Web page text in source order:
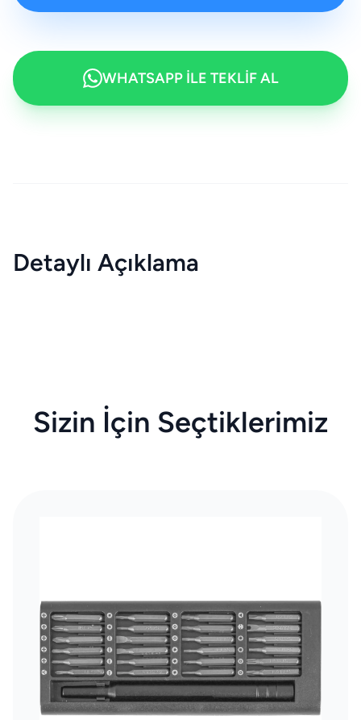
WHATSAPP İLE TEKLİF AL
Detaylı Açıklama
Sizin İçin Seçtiklerimiz